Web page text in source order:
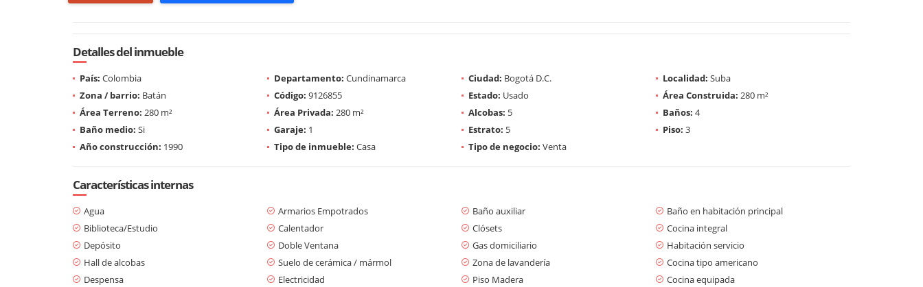
Detalles del inmueble
País: Colombia Departamento: Cundinamarca Ciudad: Bogotá D.C. Localidad: Suba
Zona / barrio: Batán Código: 9126855 Estado: Usado Área Construida: 280 m²
Área Terreno: 280 m² Área Privada: 280 m² Alcobas: 5 Baños: 4
Baño medio: Si Garaje: 1 Estrato: 5 Piso: 3
Año construcción: 1990 Tipo de inmueble: Casa Tipo de negocio: Venta
Características internas
Agua Armarios Empotrados Baño auxiliar
Baño en habitación principal
Biblioteca/Estudio
Calentador Clósets
Cocina integral
Depósito
Doble Ventana Gas domiciliario
Habitación servicio
Hall de alcobas
Suelo de cerámica / mármol Zona de lavandería
Cocina tipo americano
Despensa
Electricidad Piso Madera
Cocina equipada